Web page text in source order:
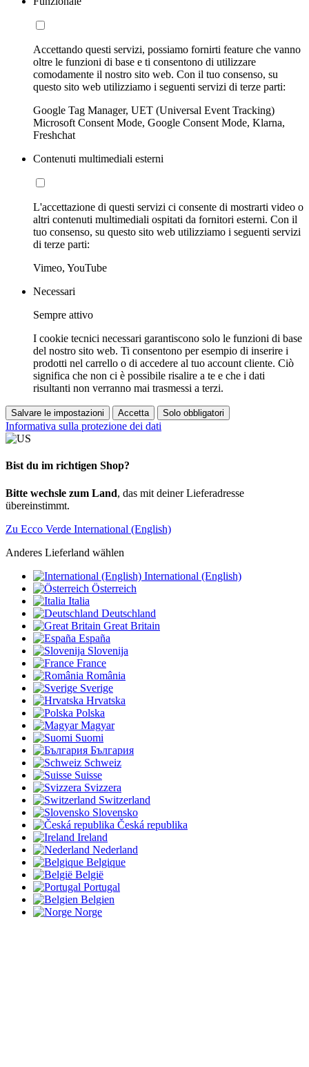
Accettando questi servizi, possiamo fornirti feature che vanno
oltre le funzioni di base e ti consentono di utilizzare
comodamente il nostro sito web. Con il tuo consenso, su
questo sito web utilizziamo i seguenti servizi di terze parti:
Google Tag Manager, UET (Universal Event Tracking)
Microsoft Consent Mode, Google Consent Mode, Klarna,
Freshchat
Contenuti multimediali esterni
L'accettazione di questi servizi ci consente di mostrarti video o
altri contenuti multimediali ospitati da fornitori esterni. Con il
tuo consenso, su questo sito web utilizziamo i seguenti servizi
di terze parti:
Vimeo, YouTube
Necessari
Sempre attivo
I cookie tecnici necessari garantiscono solo le funzioni di base
del nostro sito web. Ti consentono per esempio di inserire i
prodotti nel carrello o di accedere al tuo account cliente. Ciò
significa che non ci è possibile risalire a te e che i dati
risultanti non verranno mai trasmessi a terzi.
Salvare le impostazioni Accetta Solo obbligatori
Informativa sulla protezione dei dati
Bist du im richtigen Shop?
Bitte wechsle zum Land, das mit deiner Lieferadresse
übereinstimmt.
Zu Ecco Verde International (English)
Anderes Lieferland wählen
International (English)
Österreich
Italia
Deutschland
Great Britain
España
Slovenija
France
România
Sverige
Hrvatska
Polska
Magyar
Suomi
България
Schweiz
Suisse
Svizzera
Switzerland
Slovensko
Česká republika
Ireland
Nederland
Belgique
België
Portugal
Belgien
Norge